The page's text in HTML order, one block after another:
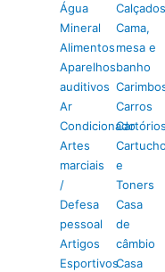
Água
Mineral
Alimentos
Aparelhos
auditivos
Ar
Condicionado
Artes
marciais
/
Defesa
pessoal
Artigos
Esportivos
Calçados
Cama,
mesa e
banho
Carros
Cartórios
e
Toners
Casa
de
câmbio
Casa